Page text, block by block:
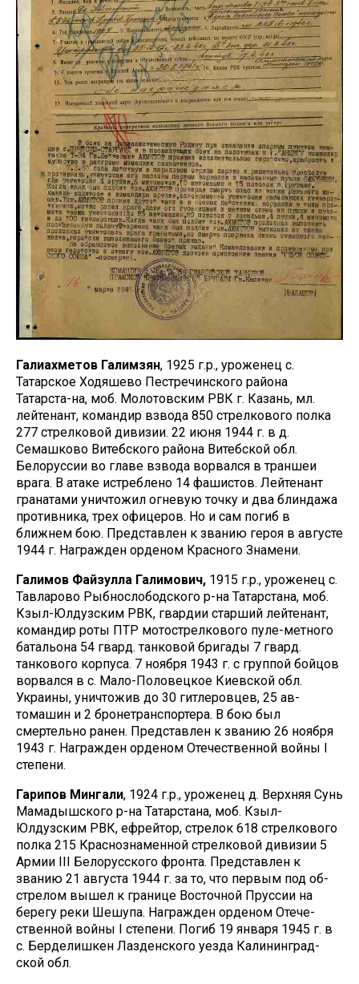
Галиахметов Галимзян, 1925 г.р., уроженец с.
Татарское Ходяшево Пестречинского района
Татарста-на, моб. Молотовским РВК г. Казань, мл.
лейтенант, командир взвода 850 стрелкового полка
277 стрелковой дивизии. 22 июня 1944 г. в д.
Семашково Витебского района Витебской обл.
Белоруссии во главе взвода ворвался в траншеи
врага. В атаке истреблено 14 фашистов. Лейтенант
гранатами уничтожил огневую точку и два блиндажа
противника, трех офицеров. Но и сам погиб в
ближнем бою. Представлен к званию героя в августе
1944 г. Награжден орденом Красного Знамени.
Галимов Файзулла Галимович, 1915 г.р., уроженец с.
Тавларово Рыбнослободского р-на Татарстана, моб.
Кзыл-Юлдузским РВК, гвардии старший лейтенант,
командир роты ПТР мотострелкового пуле-метного
батальона 54 гвард. танковой бригады 7 гвард.
танкового корпуса. 7 ноября 1943 г. с группой бойцов
ворвался в с. Мало-Половецкое Киевской обл.
Украины, уничтожив до 30 гитлеровцев, 25 ав-
томашин и 2 бронетранспортера. В бою был
смертельно ранен. Представлен к званию 26 ноября
1943 г. Награжден орденом Отечественной войны I
степени.
Гарипов Мингали, 1924 г.р., уроженец д. Верхняя Сунь
Мамадышского р-на Татарстана, моб. Кзыл-
Юлдузским РВК, ефрейтор, стрелок 618 стрелкового
полка 215 Краснознаменной стрелковой дивизии 5
Армии III Белорусского фронта. Представлен к
званию 21 августа 1944 г. за то, что первым под об-
стрелом вышел к границе Восточной Пруссии на
берегу реки Шешупа. Награжден орденом Отече-
ственной войны I степени. Погиб 19 января 1945 г. в
с. Берделишкен Лазденского уезда Калининград-
ской обл.